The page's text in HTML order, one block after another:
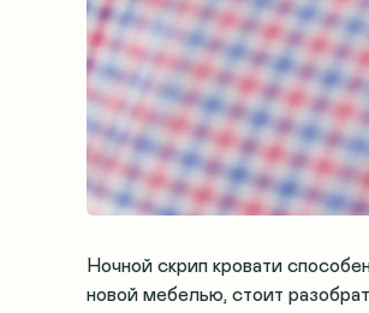
Ночной скрип кровати
новой мебелью, стоит